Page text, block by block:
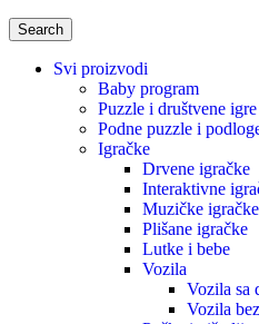
Search
Svi proizvodi
Baby program
Puzzle i društvene igre
Podne puzzle i
Igračke
Drvene igračke
Interaktivne
Muzičke igračke
Plišane igračke
Lutke i bebe
Vozila
Vozila sa
Vozila